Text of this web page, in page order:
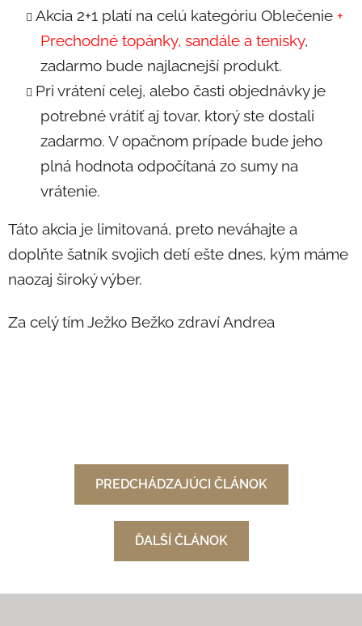
Akcia 2+1 platí na celú kategóriu Oblečenie +
Prechodné topánky, sandále a tenisky,
zadarmo bude najlacnejší produkt.
Pri vrátení celej, alebo časti objednávky je
potrebné vrátiť aj tovar, ktorý ste dostali
zadarmo. V opačnom prípade bude jeho
plná hodnota odpočítaná zo sumy na
vrátenie.
Táto akcia je limitovaná, preto neváhajte a
doplňte šatník svojich detí ešte dnes, kým máme
naozaj široký výber.
Za celý tím Ježko Bežko zdraví Andrea
PREDCHÁDZAJÚCI ČLÁNOK
ĎALŠÍ ČLÁNOK